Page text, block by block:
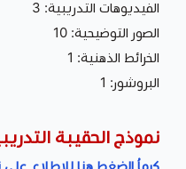
الفيديوهات التدريبية: 3
الصور التوضيحية: 10
الخرائط الذهنية: 1
البروشور: 1
نموذج الحقيبة
كرماُ الضغط هنا للإطلاع على